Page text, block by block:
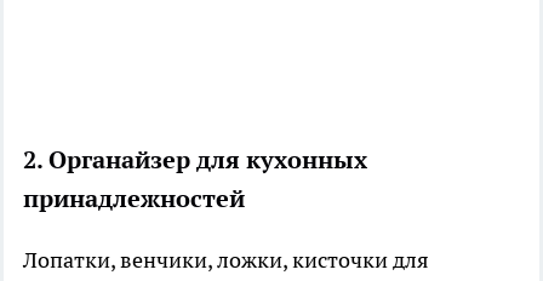
2. Органайзер для кухонных
принадлежностей
Лопатки, венчики, ложки, кисточки для